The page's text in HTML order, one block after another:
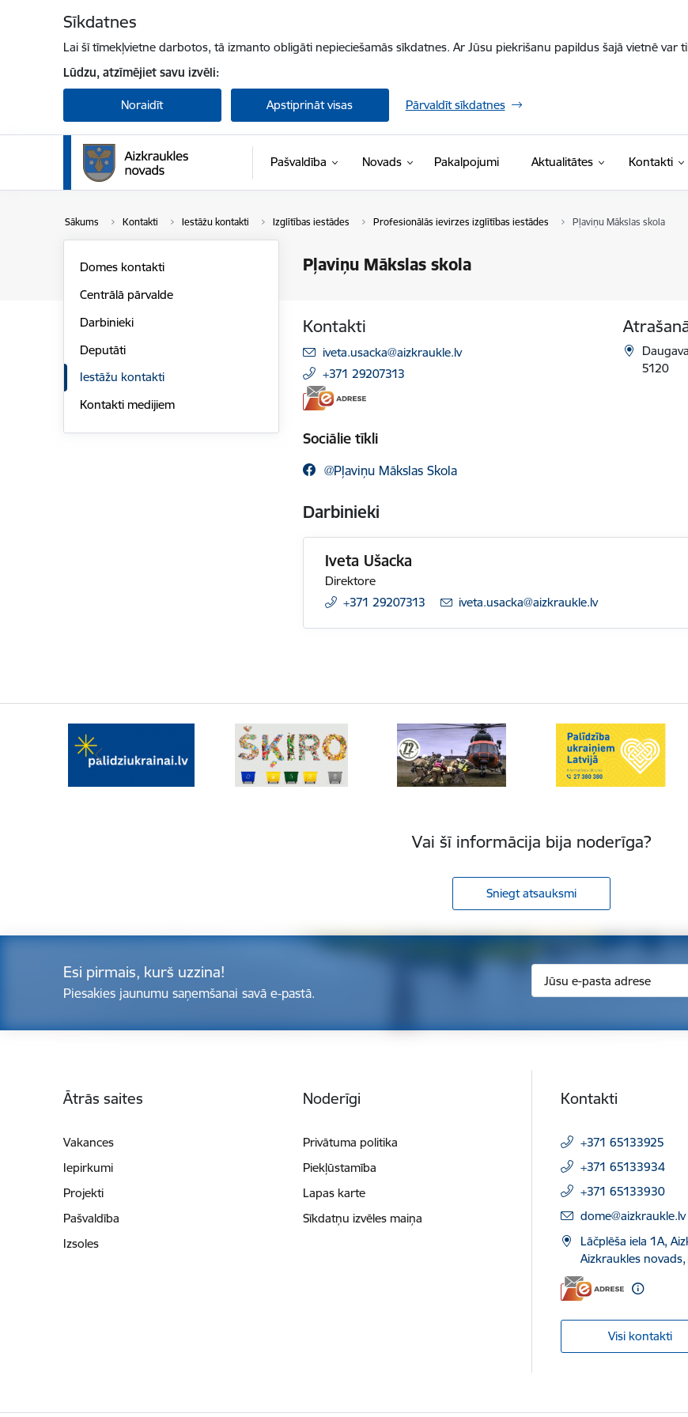
Sīkdatnes
Lai šī tīmekļvietne darbotos, tā izmanto obligāti nepieciešamās sīkdatnes. Ar Jūsu piekrišanu papildus šajā vietnē
Lūdzu, atzīmējiet savu izvēli:
Noraidīt Apstiprināt visas Pārvaldīt sīkdatnes
Pašvaldība Novads Pakalpojumi Aktualitātes Kontakti
Sākums Kontakti Iestāžu kontakti Izglītības iestādes Profesionālās ievirzes izglītības iestādes Pļaviņu Mākslas skola
Pļaviņu Mākslas skola
Domes kontakti
Centrālā pārvalde
Darbinieki
Deputāti
Iestāžu kontakti
Kontakti medijiem
Kontakti
E-pasts:
iveta.usacka@aizkraukle.lv
+371 29207313
5120
Sociālie tīkli
@Pļaviņu Mākslas Skola
Darbinieki
Iveta Ušacka
Direktore
+371 29207313
E-pasts:
iveta.usacka@aizkraukle.lv
Vai šī informācija bija noderīga?
Sniegt atsauksmi
Esi pirmais, kurš uzzina!
Piesakies jaunumu saņemšanai savā e-pastā.
Ātrās saites
Vakances
Iepirkumi
Projekti
Pašvaldība
Izsoles
Noderīgi
Privātuma politika
Piekļūstamība
Lapas karte
Sīkdatņu izvēles maiņa
Kontakti
+371 65133925
+371 65133934
+371 65133930
E-pasts:
dome@aizkraukle.lv
Lāčplēša iela 1A,
Aizkraukles novads,
Visi kontakti